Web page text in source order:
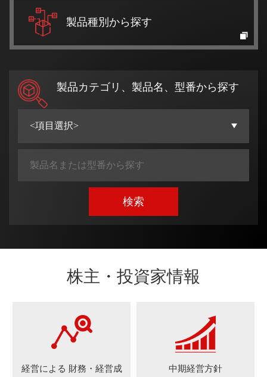
製品種別から探す
製品カテゴリ、製品名、型番から探す
株主・投資家情報
経営による 財務・経営成
中期経営方針